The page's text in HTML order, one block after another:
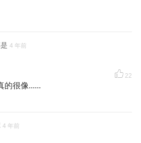
4 年前
22
的很像......
4 年前